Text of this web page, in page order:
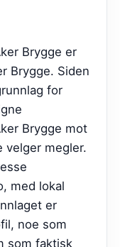
Brygge er
Brygge. Siden
for
Brygge mot
velger megler.
med lokal
er
noe som
som faktisk